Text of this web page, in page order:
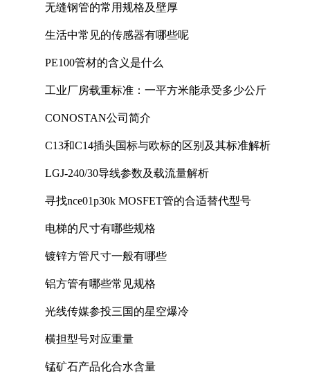
无缝钢管的常用规格及壁厚
生活中常见的传感器有哪些呢
PE100管材的含义是什么
工业厂房载重标准：一平方米能承受多少公斤
CONOSTAN公司简介
C13和C14插头国标与欧标的区别及其标准解析
LGJ-240/30导线参数及载流量解析
寻找nce01p30k MOSFET管的合适替代型号
电梯的尺寸有哪些规格
镀锌方管尺寸一般有哪些
铝方管有哪些常见规格
光线传媒参投三国的星空爆冷
横担型号对应重量
锰矿石产品化合水含量